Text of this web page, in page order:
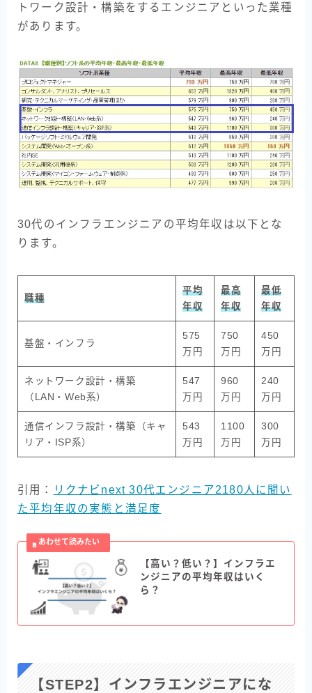
トワーク設計・構築をするエンジニアといった業種
があります。
30代のインフラエンジニアの平均年収は以下とな
ります。
職種
平均
年収
最高
年収
最低
年収
基盤・インフラ
575
万円
750
万円
450
万円
ネットワーク設計・構築
（LAN・Web系）
547
万円
960
万円
240
万円
通信インフラ設計・構築（キャ
リア・ISP系）
543
万円
1100
万円
300
万円
引用：
リクナビnext 30代エンジニア2180人に聞い
た平均年収の実態と満足度
【高い？低い？】インフラエ
ンジニアの平均年収はいく
ら？
【STEP2】インフラエンジニアにな